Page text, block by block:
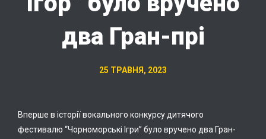
два Гран-прі
25 ТРАВНЯ, 2023
Вперше в історії вокального конкурсу дитячого
фестивалю “Чорноморські Ігри” було вручено два Гран-